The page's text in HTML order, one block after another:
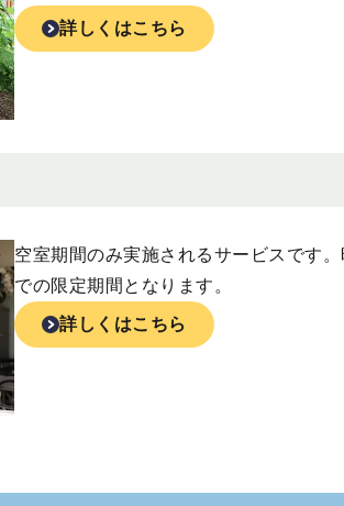
詳しくはこちら
空室期間のみ実施されるサービスです
での限定期間となります。
詳しくはこちら